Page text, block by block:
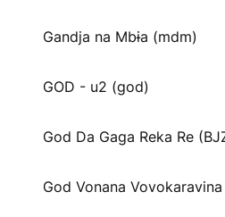
Gandja na Mbɨa (mdm)
GOD - u2 (god)
God Da Gaga Reka Re
God Vonana